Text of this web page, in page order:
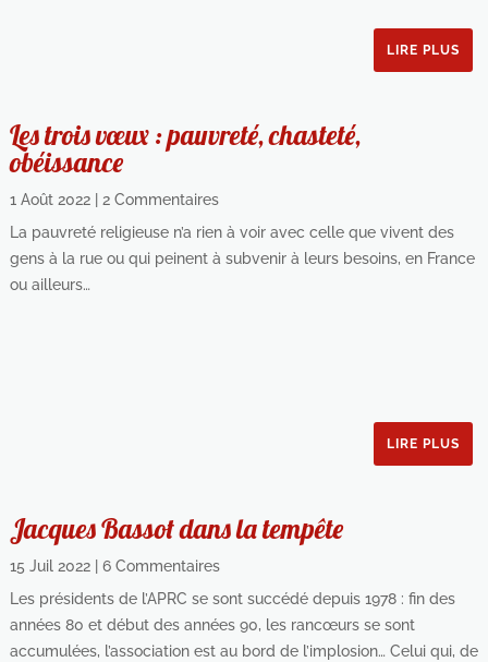
LIRE PLUS
Les trois vœux : pauvreté, chasteté,
obéissance
1 Août 2022| 2 Commentaires
La pauvreté religieuse n’a rien à voir avec celle que vivent des
gens à la rue ou qui peinent à subvenir à leurs besoins, en France
ou ailleurs…
LIRE PLUS
Jacques Bassot dans la tempête
15 Juil 2022| 6 Commentaires
Les présidents de l’APRC se sont succédé depuis 1978 : fin des
années 80 et début des années 90, les rancœurs se sont
accumulées, l’association est au bord de l’implosion… Celui qui, de